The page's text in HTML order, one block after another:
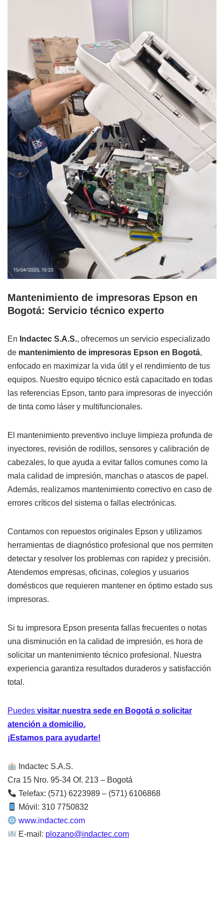
Mantenimiento de impresoras Epson en
Bogotá: Servicio técnico experto
En Indactec S.A.S., ofrecemos un servicio especializado
de mantenimiento de impresoras Epson en Bogotá,
enfocado en maximizar la vida útil y el rendimiento de tus
equipos. Nuestro equipo técnico está capacitado en todas
las referencias Epson, tanto para impresoras de inyección
de tinta como láser y multifuncionales.
El mantenimiento preventivo incluye limpieza profunda de
inyectores, revisión de rodillos, sensores y calibración de
cabezales, lo que ayuda a evitar fallos comunes como la
mala calidad de impresión, manchas o atascos de papel.
Además, realizamos mantenimiento correctivo en caso de
errores críticos del sistema o fallas electrónicas.
Contamos con repuestos originales Epson y utilizamos
herramientas de diagnóstico profesional que nos permiten
detectar y resolver los problemas con rapidez y precisión.
Atendemos empresas, oficinas, colegios y usuarios
domésticos que requieren mantener en óptimo estado sus
impresoras.
Si tu impresora Epson presenta fallas frecuentes o notas
una disminución en la calidad de impresión, es hora de
solicitar un mantenimiento técnico profesional. Nuestra
experiencia garantiza resultados duraderos y satisfacción
total.
Puedes visitar nuestra sede en Bogotá o solicitar
atención a domicilio.
¡Estamos para ayudarte!
Indactec S.A.S.
Cra 15 Nro. 95-34 Of. 213 – Bogotá
Telefax: (571) 6223989 – (571) 6106868
Móvil: 310 7750832
www.indactec.com
E-mail: plozano@indactec.com